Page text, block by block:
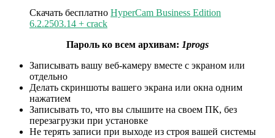
Скачать бесплатно HyperCam Business Edition
6.2.2503.14 + crack
Пароль ко всем архивам: 1progs
Записывать вашу веб-камеру вместе с экраном или
отдельно
Делать скриншоты вашего экрана или окна одним
нажатием
Записывать то, что вы слышите на своем ПК, без
перезагрузки при установке
Не терять записи при выходе из строя вашей системы